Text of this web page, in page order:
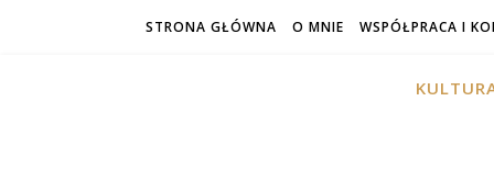
STRONA GŁÓWNA O MNIE WSPÓŁPRACA I